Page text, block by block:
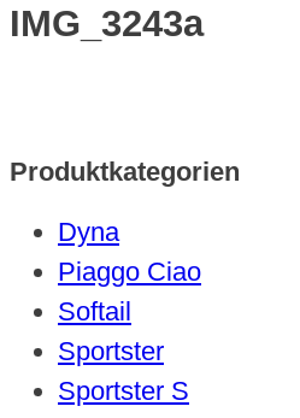
IMG_3243a
Produktkategorien
Dyna
Piaggo Ciao
Softail
Sportster
Sportster S